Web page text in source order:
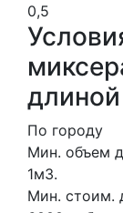
0,5
По городу
Мин. объем
1м3.
Мин. стоим.